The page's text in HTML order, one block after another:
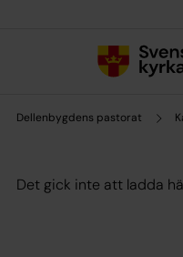
Dellenbygdens pastorat
Det gick inte att ladda